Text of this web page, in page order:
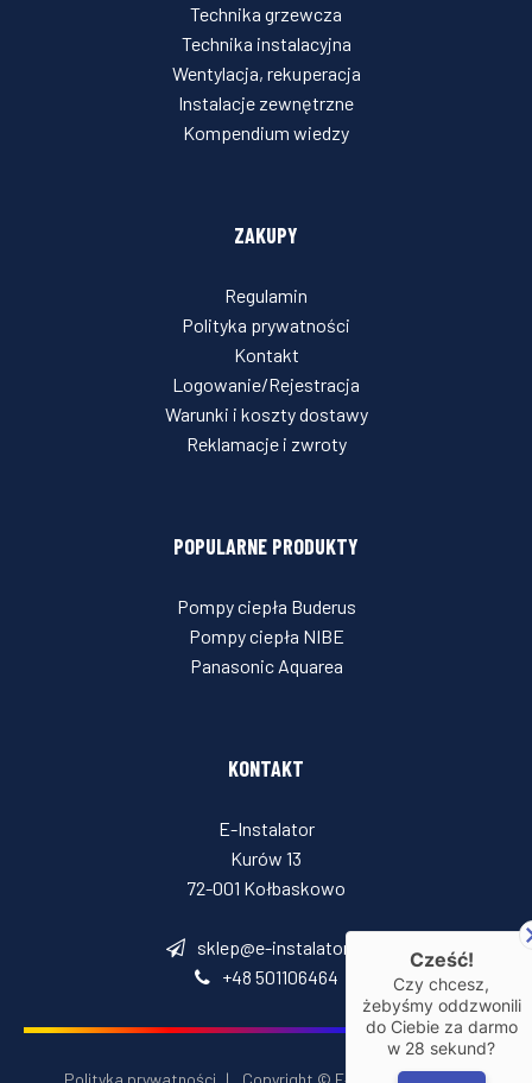
Technika grzewcza
Technika instalacyjna
Wentylacja, rekuperacja
Instalacje zewnętrzne
Kompendium wiedzy
ZAKUPY
Regulamin
Polityka prywatności
Kontakt
Logowanie/Rejestracja
Warunki i koszty dostawy
Reklamacje i zwroty
POPULARNE PRODUKTY
Pompy ciepła Buderus
Pompy ciepła NIBE
Panasonic Aquarea
KONTAKT
E-Instalator
Kurów 13
72-001 Kołbaskowo
sklep@e-instalator.pl
+48 501106464
Polityka prywatności | Copyright © E‑Installator 2026
Cześć!
Czy chcesz,
żebyśmy oddzwonili
do Ciebie za darmo
w 28 sekund?